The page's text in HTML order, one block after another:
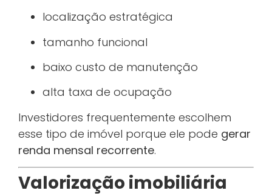
localização estratégica
tamanho funcional
baixo custo de manutenção
alta taxa de ocupação
Investidores frequentemente escolhem
esse tipo de imóvel porque ele pode gerar
renda mensal recorrente.
Valorização imobiliária